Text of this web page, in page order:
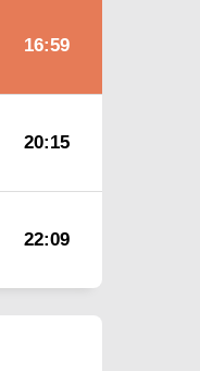
16:59
20:15
22:09